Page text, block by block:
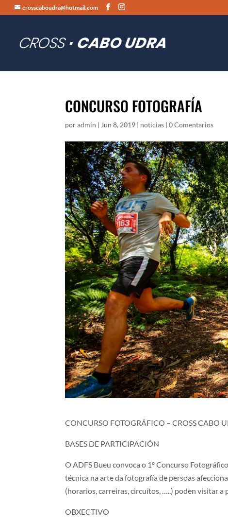
crosscaboudra@hotmail.com
CONCURSO FOTOGRAFÍA
poradmin | Jun 8, 2019 | noticias |0 Comentarios
CONCURSO FOTOGRÁFICO – CROSS CABO
BASES DE PARTICIPACIÓN
O ADFS Bueu convoca o 1º Concurso
técnica na arte da fotografía de persoas
(horarios, carreiras, circuítos, …..) poden visitar a
OBXECTIVO